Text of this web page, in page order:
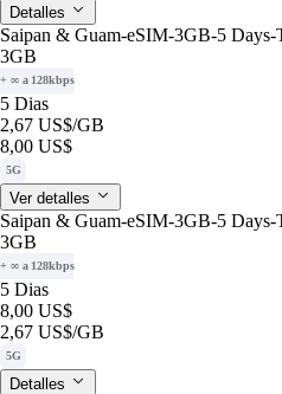
Detalles
Saipan & Guam-eSIM-3GB-5 Days-
3GB
+ ∞ a 128kbps
5 Dias
2,67 US$/GB
8,00 US$
5G
Ver detalles
Saipan & Guam-eSIM-3GB-5 Days-
3GB
+ ∞ a 128kbps
5 Dias
8,00 US$
2,67 US$/GB
5G
Detalles